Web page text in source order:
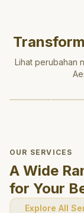
Lihat perubahan
OUR SERVICES
A Wide
for Your
Explore All